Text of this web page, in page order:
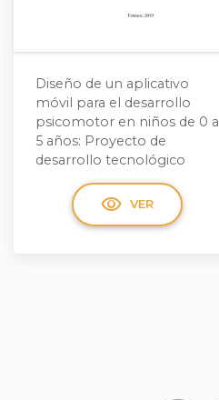
Diseño de un aplicativo
móvil para el desarrollo
psicomotor en niños de 0 a
5 años: Proyecto de
desarrollo tecnológico
visibility VER